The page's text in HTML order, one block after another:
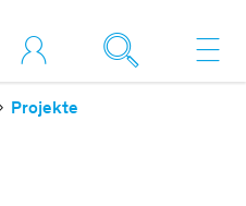
Projekte